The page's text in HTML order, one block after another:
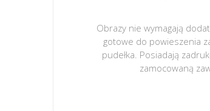
Obrazy nie wymagają
gotowe do powieszenia
pudełka. Posiadają
zamocowaną